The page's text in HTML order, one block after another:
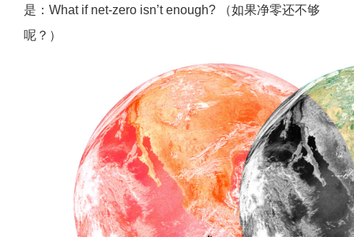
是：What if net-zero isn’t enough? （如果净零还不够
呢？）